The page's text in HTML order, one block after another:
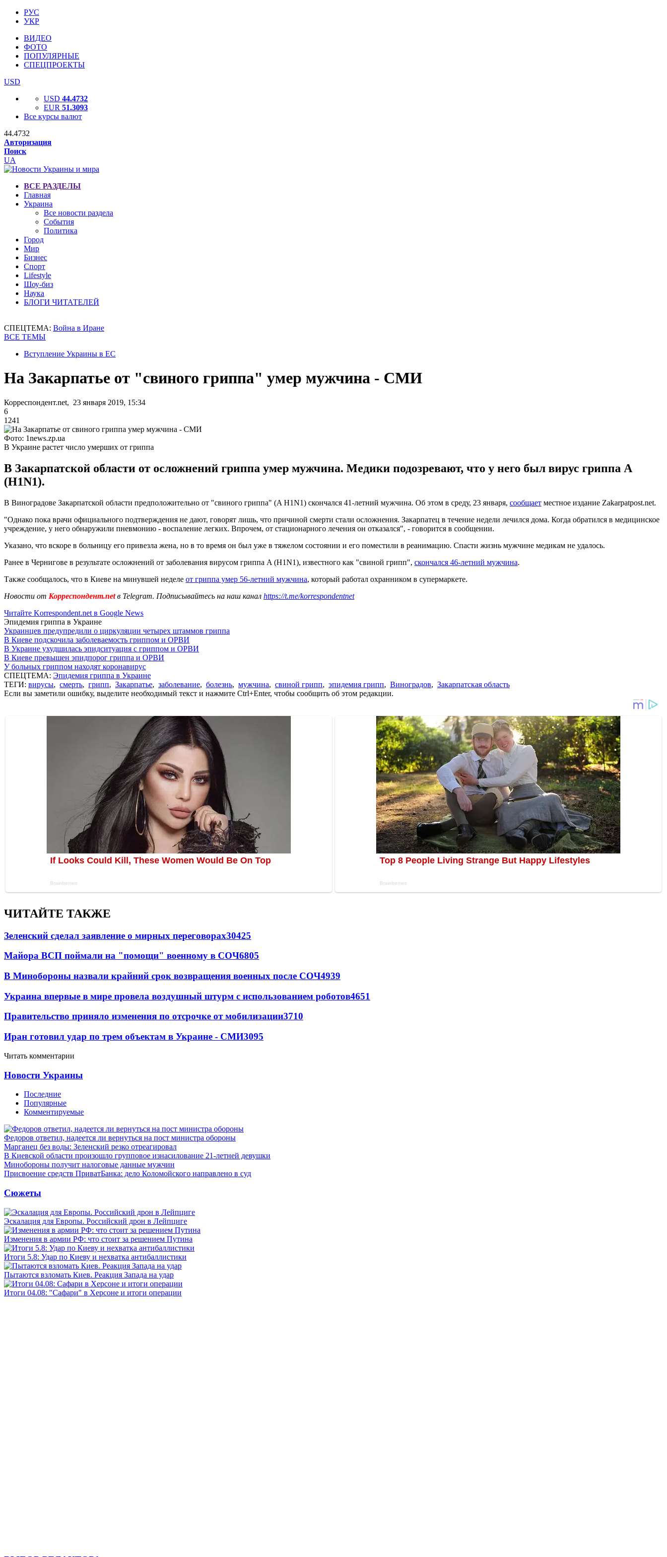
РУС
УКР
ВИДЕО
ФОТО
ПОПУЛЯРНЫЕ
СПЕЦПРОЕКТЫ
USD
USD 44.4732
EUR 51.3093
Все курсы валют
44.4732
Авторизация
Поиск
UA
ВСЕ РАЗДЕЛЫ
Главная
Украина
Все новости раздела
События
Политика
Город
Мир
Бизнес
Спорт
Lifestyle
Шоу-биз
Наука
БЛОГИ ЧИТАТЕЛЕЙ
СПЕЦТЕМА: Война в Иране
ВСЕ ТЕМЫ
Вступление Украины в ЕС
На Закарпатье от "свиного гриппа" умер мужчина - СМИ
Корреспондент.net, 23 января 2019, 15:34
6
1241
Фото: 1news.zp.ua
В Украине растет число умерших от гриппа
В Закарпатской области от осложнений гриппа умер мужчина. Медики подозревают, что у него был вирус гриппа A
(H1N1).
В Виноградове Закарпатской области предположительно от "свиного гриппа" (A H1N1) скончался 41-летний мужчина. Об этом в среду, 23 января, сообщает местное издание Zakarpatpost.net.
"Однако пока врачи официального подтверждения не дают, говорят лишь, что причиной смерти стали осложнения. Закарпатец в течение недели лечился дома. Когда обратился в медицинское
учреждение, у него обнаружили пневмонию - воспаление легких. Впрочем, от стационарного лечения он отказался", - говорится в сообщении.
Указано, что вскоре в больницу его привезла жена, но в то время он был уже в тяжелом состоянии и его поместили в реанимацию. Спасти жизнь мужчине медикам не удалось.
Ранее в Чернигове в результате осложнений от заболевания вирусом гриппа A (H1N1), известного как "свиной грипп", скончался 46-летний мужчина.
Также сообщалось, что в Киеве на минувшей неделе от гриппа умер 56-летний мужчина, который работал охранником в супермаркете.
Новости от Корреспондент.netв Telegram. Подписывайтесь на наш канал https://t.me/korrespondentnet
Читайте Korrespondent.net в Google News
Эпидемия гриппа в Украине
Украинцев предупредили о циркуляции четырех штаммов гриппа
В Киеве подскочила заболеваемость гриппом и ОРВИ
В Украине ухудшилась эпидситуация с гриппом и ОРВИ
В Киеве превышен эпидпорог гриппа и ОРВИ
У больных гриппом находят коронавирус
СПЕЦТЕМА: Эпидемия гриппа в Украине
ТЕГИ: вирусы, смерть, грипп, Закарпатье, заболевание, болезнь, мужчина, свиной грипп, эпидемия грипп, Виноградов, Закарпатская область
Если вы заметили ошибку, выделите необходимый текст и нажмите Ctrl+Enter, чтобы сообщить об этом редакции.
ЧИТАЙТЕ ТАКЖЕ
Зеленский сделал заявление о мирных переговорах30425
Майора ВСП поймали на "помощи" военному в СОЧ6805
В Минобороны назвали крайний срок возвращения военных после СОЧ4939
Украина впервые в мире провела воздушный штурм с использованием роботов4651
Правительство приняло изменения по отсрочке от мобилизации3710
Иран готовил удар по трем объектам в Украине - СМИ3095
Читать комментарии
Новости Украины
Последние
Популярные
Комментируемые
Федоров ответил, надеется ли вернуться на пост министра обороны
Марганец без воды: Зеленский резко отреагировал
В Киевской области произошло групповое изнасилование 21-летней девушки
Минобороны получит налоговые данные мужчин
Присвоение средств ПриватБанка: дело Коломойского направлено в суд
Сюжеты
Эскалация для Европы. Российский дрон в Лейпциге
Изменения в армии РФ: что стоит за решением Путина
Итоги 5.8: Удар по Киеву и нехватка антибаллистики
Пытаются взломать Киев. Реакция Запада на удар
Итоги 04.08: "Сафари" в Херсоне и итоги операции